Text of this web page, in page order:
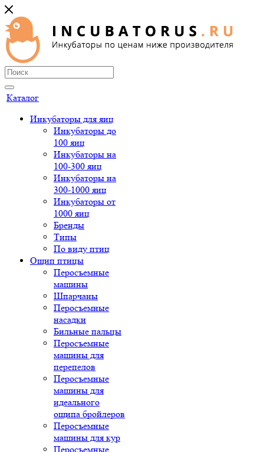
Каталог
Инкубаторы для яиц
Инкубаторы до
100 яиц
Инкубаторы на
100-300 яиц
Инкубаторы на
300-1000 яиц
Инкубаторы от
1000 яиц
Бренды
Типы
По виду птиц
Ощип птицы
Перосъемные
машины
Шпарчаны
Перосъемные
насадки
Бильные пальцы
Перосъемные
машины для
перепелов
Перосъемные
машины для
идеального
ощипа бройлеров
Перосъемные
машины для кур
Перосъемные